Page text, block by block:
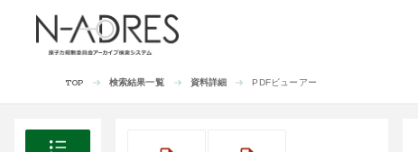
TOP 検索結果一覧 資料詳細 PDFビューアー